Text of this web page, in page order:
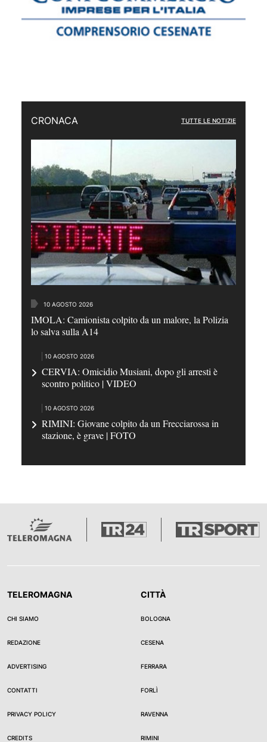
CRONACA TUTTE LE NOTIZIE
10 AGOSTO 2026
IMOLA: Camionista colpito da un malore, la Polizia
lo salva sulla A14
10 AGOSTO 2026
CERVIA: Omicidio Musiani, dopo gli arresti è
scontro politico | VIDEO
10 AGOSTO 2026
RIMINI: Giovane colpito da un Frecciarossa in
stazione, è grave | FOTO
TELEROMAGNA
CHI SIAMO
REDAZIONE
ADVERTISING
CONTATTI
PRIVACY POLICY
CREDITS
CITTÀ
BOLOGNA
CESENA
FERRARA
FORLÌ
RAVENNA
RIMINI